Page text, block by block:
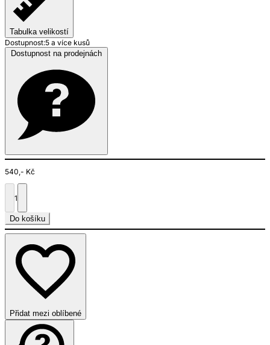
Tabulka velikostí
Dostupnost:5 a více kusů
540,- Kč
1
Do košíku
Přidat mezi oblíbené